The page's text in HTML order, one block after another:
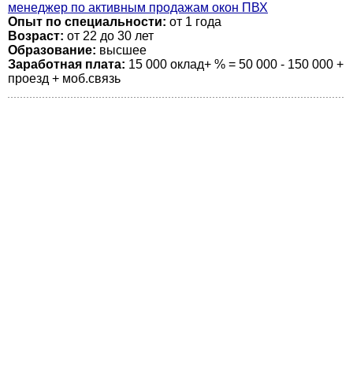
менеджер по активным продажам окон ПВХ
Опыт по специальности: от 1 года
Возраст: от 22 до 30 лет
Образование: высшее
Заработная плата: 15 000 оклад+ % = 50 000 - 150 000 +
проезд + моб.связь